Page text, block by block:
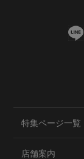
特集ページ一覧
店舗案内